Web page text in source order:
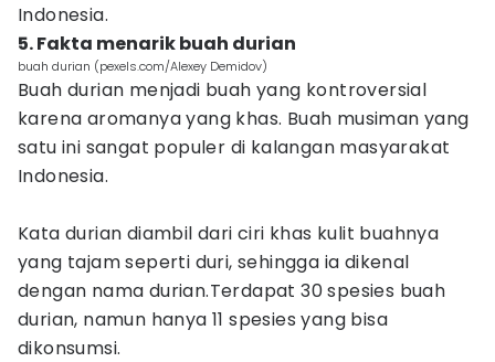
Indonesia.
5. Fakta menarik buah durian
buah durian (pexels.com/Alexey Demidov)
Buah durian menjadi buah yang kontroversial
karena aromanya yang khas. Buah musiman yang
satu ini sangat populer di kalangan masyarakat
Indonesia.
Kata durian diambil dari ciri khas kulit buahnya
yang tajam seperti duri, sehingga ia dikenal
dengan nama durian.Terdapat 30 spesies buah
durian, namun hanya 11 spesies yang bisa
dikonsumsi.